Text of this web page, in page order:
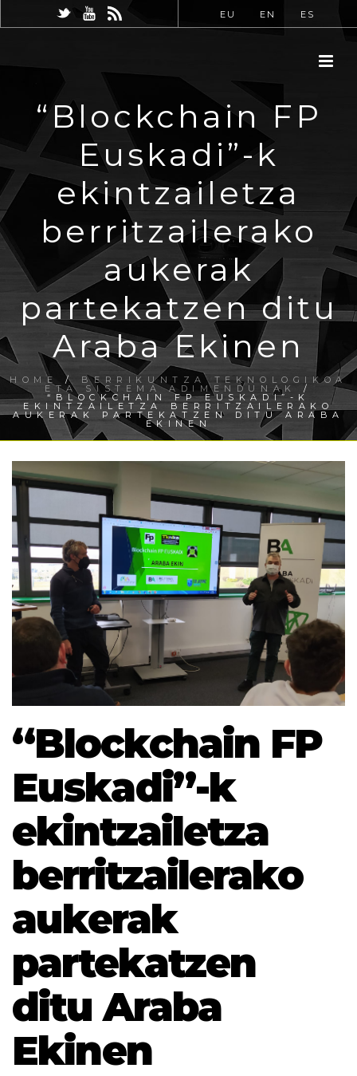
EU EN ES
“Blockchain FP
Euskadi”-k
ekintzailetza
berritzailerako
aukerak
partekatzen ditu
Araba Ekinen
HOME / BERRIKUNTZA TEKNOLOGIKOA
ETA SISTEMA ADIMENDUNAK /
“BLOCKCHAIN FP EUSKADI”-K
EKINTZAILETZA BERRITZAILERAKO
AUKERAK PARTEKATZEN DITU ARABA
EKINEN
“Blockchain FP
Euskadi”-k
ekintzailetza
berritzailerako
aukerak
partekatzen
ditu Araba
Ekinen